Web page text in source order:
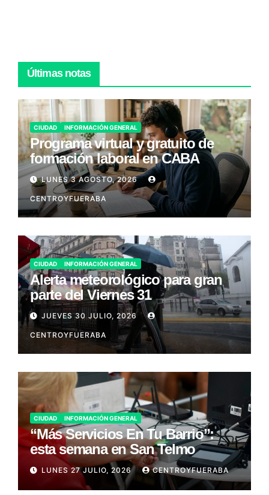
Últimas notas
CIUDAD INFORMACIÓN GENERAL
Programa virtual y gratuito de
formación laboral en CABA
LUNES 3 AGOSTO, 2026
CENTROYFUERABA
CIUDAD INFORMACIÓN GENERAL
Alerta meteorológico para gran
parte del Viernes 31
JUEVES 30 JULIO, 2026
CENTROYFUERABA
CIUDAD INFORMACIÓN GENERAL
“Más Servicios En Tu Barrio”:
esta semana en San Telmo
LUNES 27 JULIO, 2026 CENTROYFUERABA